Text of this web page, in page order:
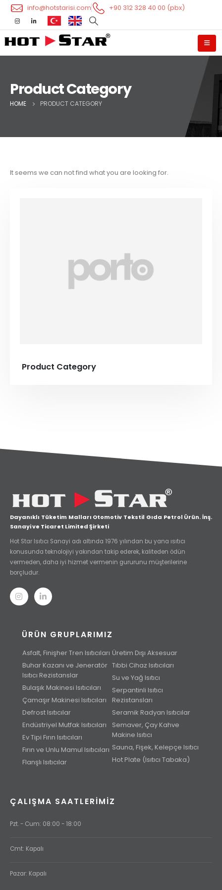
info@hotstarisi.com +90 312 328 40 00 (pbx)
Product Category
HOME PRODUCT CATEGORY
It seems we can not find what you are looking for.
Product Category
Dayanıklı Tüketim Malları Otomotiv Tekstil Gıda Petrol Ürün. İnş.
Sanayi ve Ticaret Limited Şirketi
Hot Star Isıtıcı Sanayi adı altında 1976 yılından bu yana ısıtıcı
konusunda teknolojiyi yakından takip ederek, kaliteden ödün
vermeden, daha iyi hizmet vermenin gururunu müşterilerine
borçludur.
ÜRÜN GRUPLARIMIZ
Asfalt, Finişher Tren Isıtıcıları
Buhar Kazanı ve Jeneratör
Isıtıcı Rezistanslar
Bulaşık Makinesi Isıtıcıları
Çamaşır Makinesi Isıtıcıları
Defrost Isıtıcılar
Endüstriyel Mutfak Isıtıcıları
Ev Tipi Fırın Isıtıcıları
Fırın ve Unlu Mamul Isıtıcıları
Flanşlı Isıtıcılar
Üretim Dışı Aksesuar
Tıbbi Cihaz Isıtıcıları
Su ve Yağ Isıtıcı
Serpantinli Isıtıcı
Rezistansları
Seramik Radyan Isıtıcılar
Semaver, Çay Kahve
Makine Isıtıcı
Sauna, Fişek, Kelepçe Isıtıcı
Hot Plate (Isıtıcı Tabaka)
ÇALIŞMA SAATLERIMIZ
Pzt. - Cum: 08:00 - 18:00
Cmt: Kapalı
Pazar: Kapalı